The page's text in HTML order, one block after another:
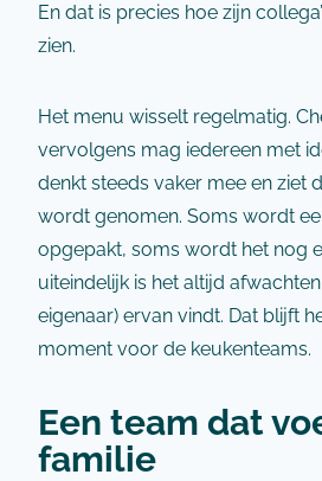
En dat is precies hoe zijn
zien.
Het menu wisselt regelmatig.
vervolgens mag iedereen met
denkt steeds vaker mee en ziet
wordt genomen. Soms wordt
opgepakt, soms wordt het nog
uiteindelijk is het altijd
eigenaar) ervan vindt. Dat blijft
moment voor de keukenteams.
Een team dat
familie